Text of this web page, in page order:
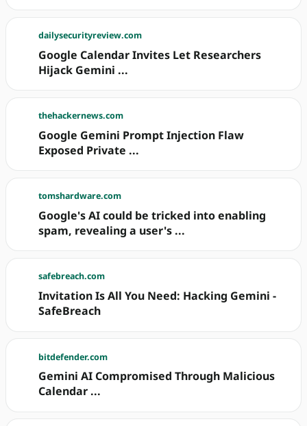
dailysecurityreview.com
Google Calendar Invites Let Researchers
Hijack Gemini ...
thehackernews.com
Google Gemini Prompt Injection Flaw
Exposed Private ...
tomshardware.com
Google's AI could be tricked into enabling
spam, revealing a user's ...
safebreach.com
Invitation Is All You Need: Hacking Gemini -
SafeBreach
bitdefender.com
Gemini AI Compromised Through Malicious
Calendar ...